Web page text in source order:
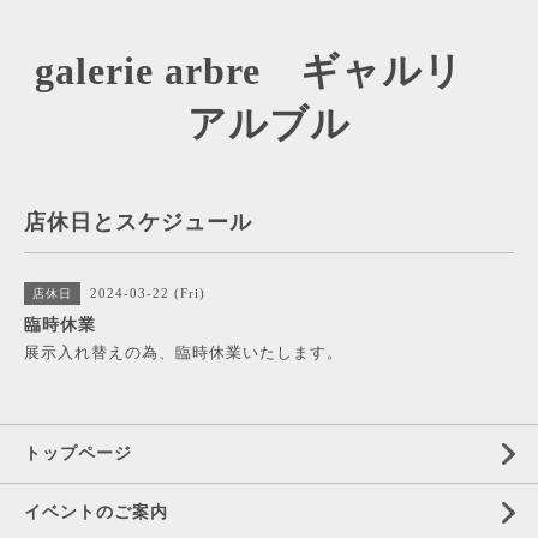
galerie arbre ギャルリ
アルブル
店休日とスケジュール
店休日 2024-03-22 (Fri)
臨時休業
展示入れ替えの為、臨時休業いたします。
トップページ
イベントのご案内